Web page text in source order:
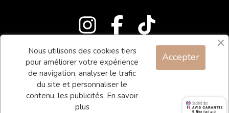
Blog
Contact
Conditions générales de vente
Mentions légales
Nous utilisons des cookies tiers
pour améliorer votre expérience
de navigation, analyser le trafic
du site et personnaliser le
contenu, les publicités. En savoir
plus
Accepter